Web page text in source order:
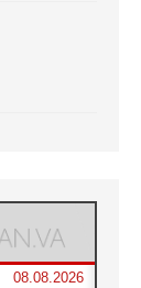
08.08.2026